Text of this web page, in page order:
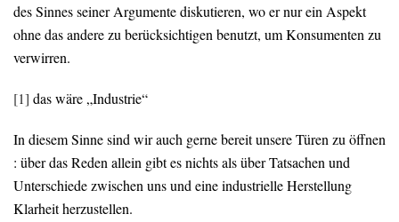
des Sinnes seiner Argumente diskutieren, wo er nur ein Aspekt
ohne das andere zu berücksichtigen benutzt, um Konsumenten zu
verwirren.
[1] das wäre „Industrie“
In diesem Sinne sind wir auch gerne bereit unsere Türen zu öffnen
: über das Reden allein gibt es nichts als über Tatsachen und
Unterschiede zwischen uns und eine industrielle Herstellung
Klarheit herzustellen.